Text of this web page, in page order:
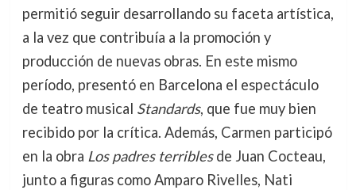
permitió seguir desarrollando su faceta artística,
a la vez que contribuía a la promoción y
producción de nuevas obras. En este mismo
período, presentó en Barcelona el espectáculo
de teatro musical Standards, que fue muy bien
recibido por la crítica. Además, Carmen participó
en la obra Los padres terriblesde Juan Cocteau,
junto a figuras como Amparo Rivelles, Nati